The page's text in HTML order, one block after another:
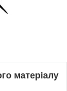
матеріалу